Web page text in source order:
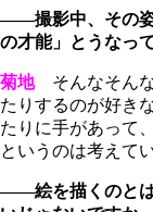
――撮影中、その姿
の才能」とうなっ
菊地そんなそんな
たりするのが好き
たりに手があって
というのは考えて
――絵を描くのとは